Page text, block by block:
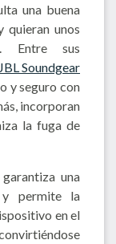
una buena
quieran unos
Entre sus
JBL Soundgear
y seguro con
incorporan
la fuga de
una
permite la
en el